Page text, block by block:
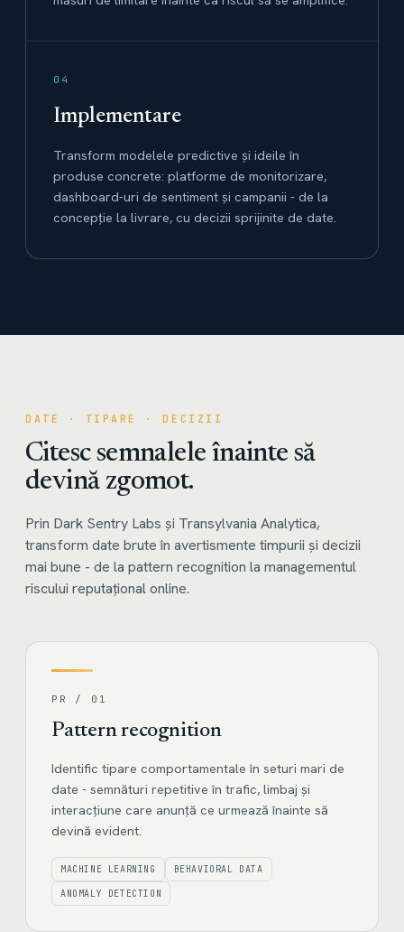
04
Implementare
Transform modelele predictive și ideile în
produse concrete: platforme de monitorizare,
dashboard-uri de sentiment și campanii - de la
concepție la livrare, cu decizii sprijinite de date.
DATE · TIPARE · DECIZII
Citesc semnalele înainte să
devină zgomot.
Prin Dark Sentry Labs și Transylvania Analytica,
transform date brute în avertismente timpurii și decizii
mai bune - de la pattern recognition la managementul
riscului reputațional online.
PR / 01
Pattern recognition
Identific tipare comportamentale în seturi mari de
date - semnături repetitive în trafic, limbaj și
interacțiune care anunță ce urmează înainte să
devină evident.
MACHINE LEARNING BEHAVIORAL DATA
ANOMALY DETECTION